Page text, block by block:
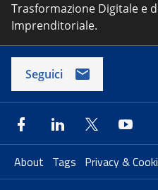
Trasformazione Digitale e
Imprenditoriale.
Seguici
About Tags Privacy &